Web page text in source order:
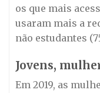
os que mais
usaram mais a
não estudantes
Jovens,
Em 2019, as